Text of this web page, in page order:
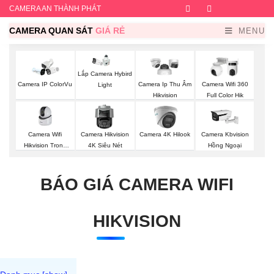
CAMERA AN THÀNH PHÁT Facebook
CAMERA QUAN SÁT GIÁ RẺ MENU
Camera IP ColorVu
Lắp Camera Hybird
Light
Camera Ip Thu Âm
Hikvision
Camera Wifi 360
Full Color Hik
Camera Wifi
Hikvision Trong
Camera Hikvision
4K Siêu Nét
Camera 4K Hilook
Camera Kbvision
Hồng Ngoại
BÁO GIÁ CAMERA WIFI
HIKVISION